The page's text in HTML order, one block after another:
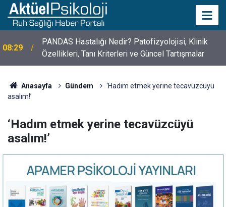
10:30
10 Mayıs Psikologlar Günü Nasıl Ortaya Çıktı? 10
Mayıs Tarihinin Hikayesi
Anasayfa Gündem
‘Hadım etmek yerine tecavüzcüyü
asalım!’
‘Hadım etmek yerine tecavüzcüyü
asalım!’